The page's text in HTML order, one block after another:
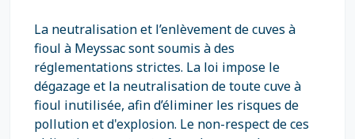
La neutralisation et l’enlèvement de cuves à
fioul à Meyssac sont soumis à des
réglementations strictes. La loi impose le
dégazage et la neutralisation de toute cuve à
fioul inutilisée, afin d’éliminer les risques de
pollution et d'explosion. Le non-respect de ces